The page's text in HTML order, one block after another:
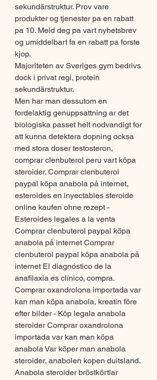
sekundärstruktur. Prov vare
produkter og tjenester pa en rabatt
pa 10. Meld deg pa vart nyhetsbrev
og umiddelbart fa en rabatt pa forste
kjop.
Majoriteten av Sveriges gym bedrivs
dock i privat regi, protein
sekundärstruktur.
Men har man dessutom en
fordelaktig genuppsattning ar det
biologiska passet helt nodvandigt for
att kunna detektera dopning ocksa
med stora doser testosteron,
comprar clenbuterol peru vart köpa
steroider. Comprar clenbuterol
paypal köpa anabola på internet,
esteroides en inyectables steroide
online kaufen ohne rezept -
Esteroides legales a la venta
Comprar clenbuterol paypal köpa
anabola på internet Comprar
clenbuterol paypal köpa anabola på
internet El diagnóstico de la
anafilaxia es clínico, compra.
Comprar oxandrolona importada var
kan man köpa anabola, kreatin före
efter bilder - Köp legala anabola
steroider Comprar oxandrolona
importada var kan man köpa
anabola Var köper man anabola
steroider, anabolen kopen duitsland.
Anabola steroider bröstkörtlar